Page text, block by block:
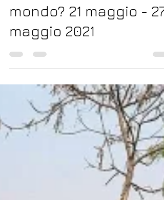
Cosa succede nel
mondo? 21 maggio - 27
maggio 2021